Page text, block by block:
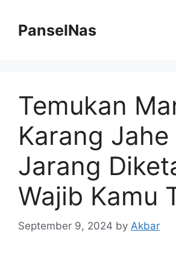
contentPanselNas
Temukan
Karang Jahe
Jarang
Wajib Kamu
September 9, 2024 by Akbar